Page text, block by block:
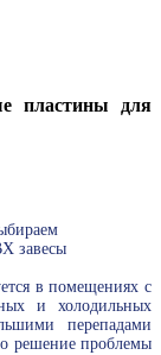
пластины для
завесы
в помещениях с
и холодильных
перепадами
решение проблемы